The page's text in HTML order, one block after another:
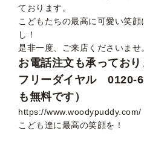
ております。
こどもたちの最高に可愛い笑
し！
是非一度、ご来店くださいませ
お電話注文も承っており
フリーダイヤル 0120-
も無料です）
https://www.woodypuddy.com/
こども達に最高の笑顔を！